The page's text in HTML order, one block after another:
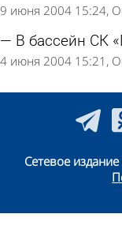
9 июня 2004 15:24
В бассейн СК
4 июня 2004 15:21
Сетевое